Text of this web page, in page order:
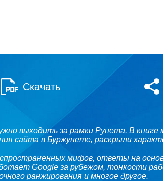
Скачать
выходить за рамки Рунета. В книге
сайта в Буржунете, раскрыли
мифов, ответы на
Google за рубежом, тонкости
ранжирования и многое другое.